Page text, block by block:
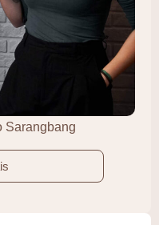
Sarangbang